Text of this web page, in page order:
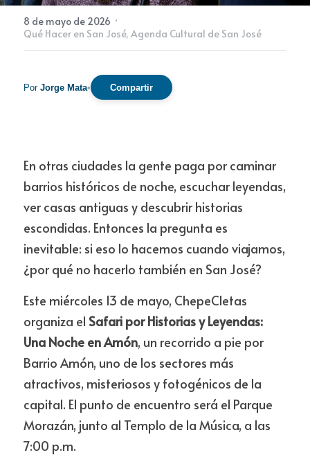
8 de mayo de 2026 ·
Qué Hacer en San José, Agenda Cultural de San José
Por Jorge Mata• Compartir
En otras ciudades la gente paga por caminar
barrios históricos de noche, escuchar leyendas,
ver casas antiguas y descubrir historias
escondidas. Entonces la pregunta es
inevitable: si eso lo hacemos cuando viajamos,
¿por qué no hacerlo también en San José?
Este miércoles 13 de mayo, ChepeCletas
organiza el Safari por Historias y Leyendas:
Una Noche en Amón, un recorrido a pie por
Barrio Amón, uno de los sectores más
atractivos, misteriosos y fotogénicos de la
capital. El punto de encuentro será el Parque
Morazán, junto al Templo de la Música, a las
7:00 p.m.